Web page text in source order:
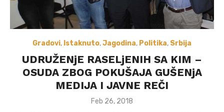
Gradovi, Istaknuto,Jagodina, Politika, Srbija
UDRUŽENjE RASELjENIH SA KIM –
OSUDA ZBOG POKUŠAJA GUŠENjA
MEDIJA I JAVNE REČI
Posted
Feb 26, 2018